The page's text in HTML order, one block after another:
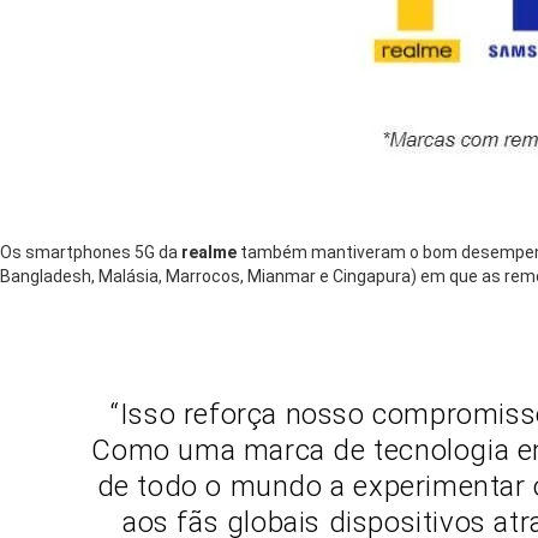
Os smartphones 5G da realme também mantiveram o bom
Bangladesh, Malásia, Marrocos, Mianmar e Cingapura) em que as
“Isso reforça nosso
Como uma marca de tecnologia
de todo o mundo a
aos fãs globais dispositivos